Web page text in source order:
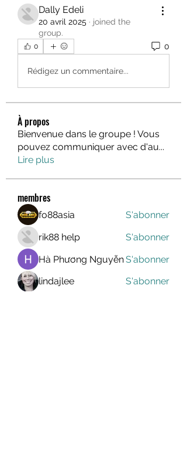
Dally Edeli
20 avril 2025 · joined the
group.
0 0
Rédigez un commentaire...
À propos
Bienvenue dans le groupe ! Vous
pouvez communiquer avec d'au...
Lire plus
membres
fo88asia
S'abonner
rik88 help
S'abonner
Hà Phương NguyễnS'abonner
lindajlee
S'abonner